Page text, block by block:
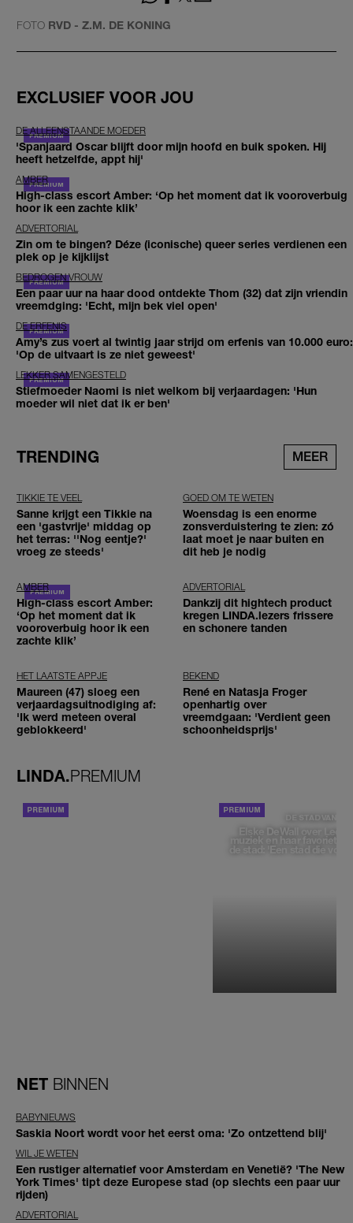
FOTO RVD - Z.M. DE KONING
EXCLUSIEF VOOR JOU
DE ALLEENSTAANDE MOEDER
'Spanjaard Oscar blijft door mijn hoofd en buik spoken. Hij
heeft hetzelfde, appt hij'
AMBER
High-class escort Amber: ‘Op het moment dat ik vooroverbuig
hoor ik een zachte klik’
ADVERTORIAL
Zin om te bingen? Déze (iconische) queer series verdienen een
plek op je kijklijst
BEDROGEN VROUW
Een paar uur na haar dood ontdekte Thom (32) dat zijn vriendin
vreemdging: 'Echt, mijn bek viel open'
DE ERFENIS
Amy’s zus voert al twintig jaar strijd om erfenis van 10.000 euro:
'Op de uitvaart is ze niet geweest'
LEKKER SAMENGESTELD
Stiefmoeder Naomi is niet welkom bij verjaardagen: 'Hun
moeder wil niet dat ik er ben'
TRENDING MEER
TIKKIE TE VEEL
Sanne krijgt een Tikkie na
een 'gastvrije' middag op
het terras: ''Nog eentje?'
vroeg ze steeds'
GOED OM TE WETEN
Woensdag is een enorme
zonsverduistering te zien: zó
laat moet je naar buiten en
dit heb je nodig
AMBER
High-class escort Amber:
‘Op het moment dat ik
vooroverbuig hoor ik een
zachte klik’
ADVERTORIAL
Dankzij dit hightech product
kregen LINDA.lezers frissere
en schonere tanden
HET LAATSTE APPJE
Maureen (47) sloeg een
verjaardagsuitnodiging af:
'Ik werd meteen overal
geblokkeerd'
BEKEND
René en Natasja Froger
openhartig over
vreemdgaan: 'Verdient geen
schoonheidsprijs'
LINDA.PREMIUM
DE STAD VAN
Elske DeWall over
muziek en haar favoriete
de stad: 'Een stad die
NET BINNEN
BABYNIEUWS
Saskia Noort wordt voor het eerst oma: 'Zo ontzettend blij'
WIL JE WETEN
Een rustiger alternatief voor Amsterdam en Venetië? 'The New
York Times' tipt deze Europese stad (op slechts een paar uur
rijden)
ADVERTORIAL